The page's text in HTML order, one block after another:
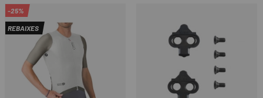
-25%
REBAIXES